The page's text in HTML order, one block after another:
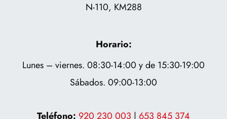
N-110, KM288
Horario:
Lunes – viernes. 08:30-14:00 y de 15:30-19:00
Sábados. 09:00-13:00
Teléfono: 920 230 003 | 653 845 374